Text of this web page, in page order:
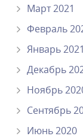
Март 2021
Февраль
Январь 2021
Декабрь
Ноябрь
Сентябрь
Июнь 2020